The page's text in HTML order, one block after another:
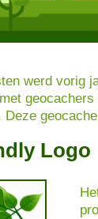
werd vorig
Deze
Logo